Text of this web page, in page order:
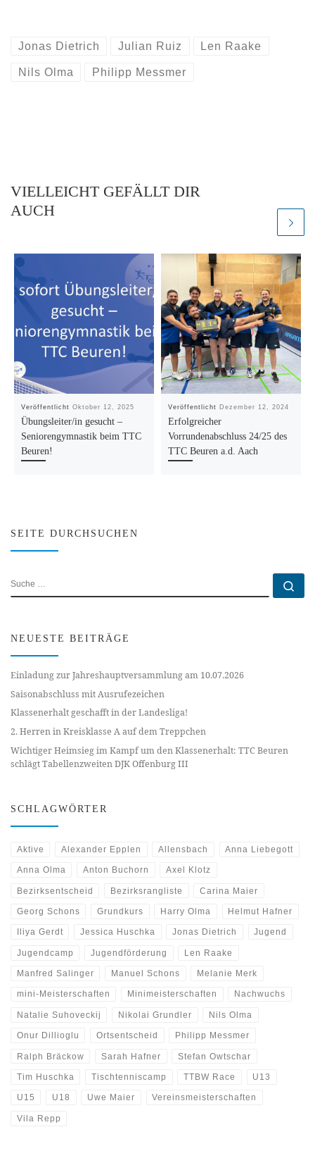
Jonas Dietrich Julian Ruiz Len Raake
Nils Olma Philipp Messmer
VIELLEICHT GEFÄLLT DIR
AUCH
VeröffentlichtOktober 12, 2025
Übungsleiter/in gesucht –
Seniorengymnastik beim TTC
Beuren!
Veröffentlicht Dezember 12, 2024
Erfolgreicher
Vorrundenabschluss 24/25 des
TTC Beuren a.d. Aach
SEITE DURCHSUCHEN
SUCHE
NEUESTE BEITRÄGE
Einladung zur Jahreshauptversammlung am 10.07.2026
Saisonabschluss mit Ausrufezeichen
Klassenerhalt geschafft in der Landesliga!
2. Herren in Kreisklasse A auf dem Treppchen
Wichtiger Heimsieg im Kampf um den Klassenerhalt: TTC Beuren
schlägt Tabellenzweiten DJK Offenburg III
SCHLAGWÖRTER
Aktive Alexander Epplen Allensbach Anna Liebegott
Anna Olma Anton Buchorn Axel Klotz
Bezirksentscheid Bezirksrangliste Carina Maier
Georg Schons Grundkurs Harry Olma Helmut Hafner
Iliya Gerdt Jessica Huschka Jonas Dietrich Jugend
Jugendcamp Jugendförderung Len Raake
Manfred Salinger Manuel Schons Melanie Merk
mini-Meisterschaften Minimeisterschaften Nachwuchs
Natalie Suhoveckij Nikolai Grundler Nils Olma
Onur Dillioglu Ortsentscheid Philipp Messmer
Ralph Bräckow Sarah Hafner Stefan Owtschar
Tim Huschka Tischtenniscamp TTBW Race U13
U15 U18 Uwe Maier Vereinsmeisterschaften
Vila Repp